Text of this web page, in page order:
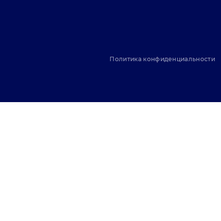
Политика конфиденциальности